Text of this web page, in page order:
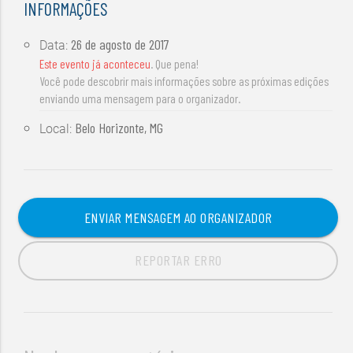
INFORMAÇÕES
Data:26 de agosto de 2017
Este evento já aconteceu. Que pena!
Você pode descobrir mais informações sobre as próximas edições
enviando uma mensagem para o organizador.
Local: Belo Horizonte, MG
ENVIAR MENSAGEM AO ORGANIZADOR
REPORTAR ERRO